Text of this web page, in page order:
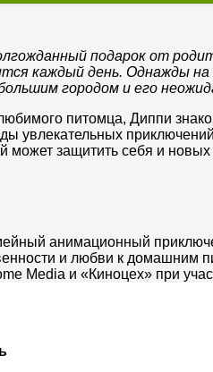
подарок от
каждый день. Однажды на
городом и его
питомца, Диппи
увлекательных
может защитить себя и новых
анимационный
и любви к домашним
Media и «Киноцех» при